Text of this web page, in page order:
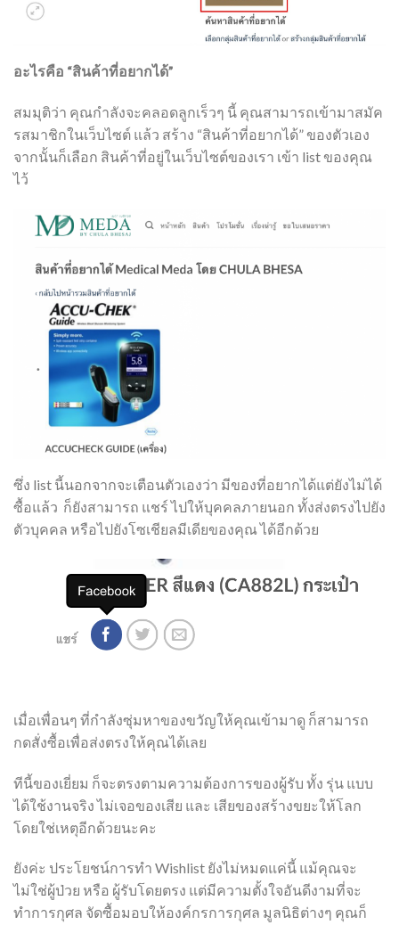
อะไรคือ “สินค้าที่อยากได้”
สมมุติว่า คุณกำลังจะคลอดลูกเร็วๆ นี้ คุณสามารถเข้ามาสมัค
รสมาชิกในเว็บไซต์ แล้ว สร้าง “สินค้าที่อยากได้” ของตัวเอง
จากนั้นก็เลือก สินค้าที่อยู่ในเว็บไซต์ของเรา เข้า list ของคุณ
ไว้
ซึ่ง list นี้นอกจากจะเตือนตัวเองว่า มีของที่อยากได้แต่ยังไม่ได้
ซื้อแล้ว ก็ยังสามารถ แชร์ ไปให้บุคคลภายนอก ทั้งส่งตรงไปยัง
ตัวบุคคล หรือไปยังโซเชียลมีเดียของคุณ ได้อีกด้วย
เมื่อเพื่อนๆ ที่กำลังซุ่มหาของขวัญให้คุณเข้ามาดู ก็สามารถ
กดสั่งซื้อเพื่อส่งตรงให้คุณได้เลย
ทีนี้ของเยี่ยม ก็จะตรงตามความต้องการของผู้รับ ทั้ง รุ่น แบบ
ได้ใช้งานจริง ไม่เจอของเสีย และ เสียของสร้างขยะให้โลก
โดยใช่เหตุอีกด้วยนะคะ
ยังค่ะ ประโยชน์การทำ Wishlist ยังไม่หมดแค่นี้ แม้คุณจะ
ไม่ใช่ผู้ป่วย หรือ ผู้รับโดยตรง แต่มีความตั้งใจอันดีงามที่จะ
ทำการกุศล จัดซื้อมอบให้องค์กรการกุศล มูลนิธิต่างๆ คุณก็